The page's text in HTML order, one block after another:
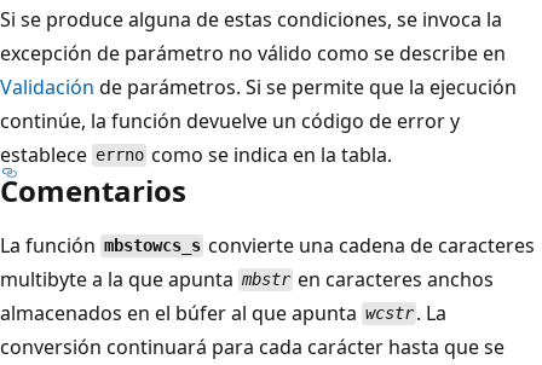
Si se produce alguna de estas condiciones, se invoca la
excepción de parámetro no válido como se describe en
Validación de parámetros. Si se permite que la ejecución
continúe, la función devuelve un código de error y
establece errno como se indica en la tabla.
Comentarios
La función mbstowcs_s convierte una cadena de caracteres
multibyte a la que apunta mbstr en caracteres anchos
almacenados en el búfer al que apunta wcstr . La
conversión continuará para cada carácter hasta que se